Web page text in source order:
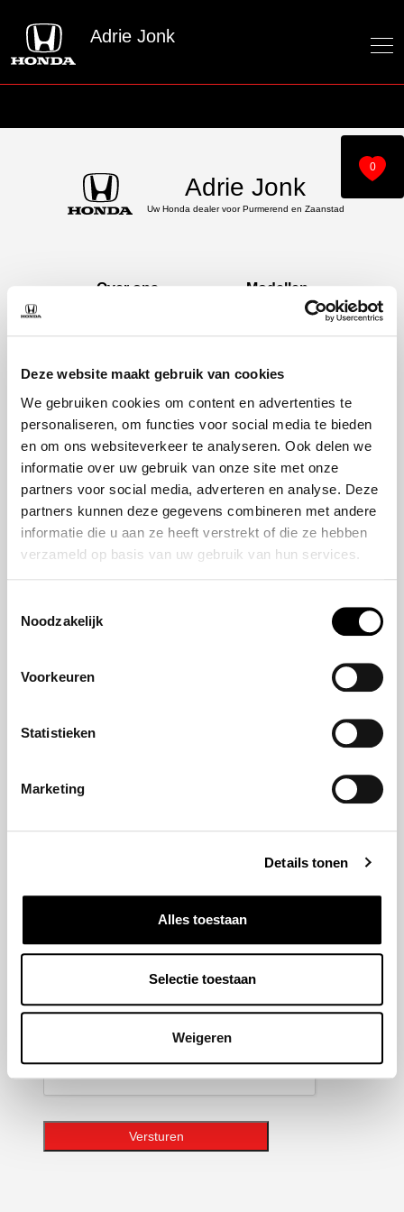
Deze website maakt gebruik van cookies
We gebruiken cookies om content en advertenties te
personaliseren, om functies voor social media te bieden
en om ons websiteverkeer te analyseren. Ook delen we
informatie over uw gebruik van onze site met onze
partners voor social media, adverteren en analyse. Deze
partners kunnen deze gegevens combineren met andere
informatie die u aan ze heeft verstrekt of die ze hebben
verzameld op basis van uw gebruik van hun services.
Noodzakelijk
Voorkeuren
Statistieken
Marketing
Details tonen
Alles toestaan
Selectie toestaan
Weigeren
Adrie Jonk
0
Adrie Jonk
Uw Honda dealer voor Purmerend en Zaanstad
Over ons
60 jaar bestaan
Modellen
ZR-V e:HEV
CR-V e:HEV &
HR-V e:HEV
Civic e:HEV
Jazz e:HEV
Civic Type R
Prelude e:HEV
Meld u aan voor onze nieuwsbrief en blijf altijd op de
E-
CAPTCHA
Versturen